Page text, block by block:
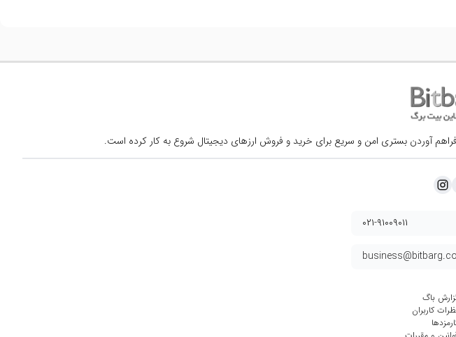
بستری امن و سریع برای خرید و فروش ارزهای دیجیتال شروع به کار کرده است.
۰۲۱-۹۱۰۰۹۰۱۱
باگ
کاربران